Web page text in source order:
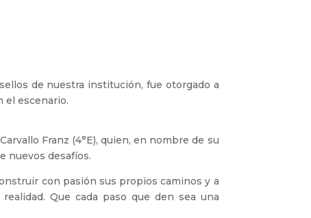
de nuestra institución, fue otorgado a
el escenario.
Franz (4°E), quien, en nombre de su
nuevos desafíos.
con pasión sus propios caminos y a
Que cada paso que den sea una